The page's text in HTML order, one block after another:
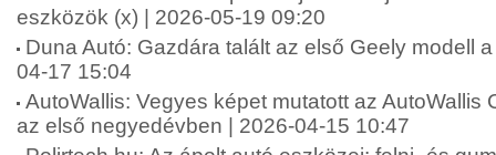
eszközök (x) | 2026-05-19 09:20
Duna Autó: Gazdára talált az első Geely modell
04-17 15:04
AutoWallis: Vegyes képet mutatott az AutoWallis
az első negyedévben | 2026-04-15 10:47